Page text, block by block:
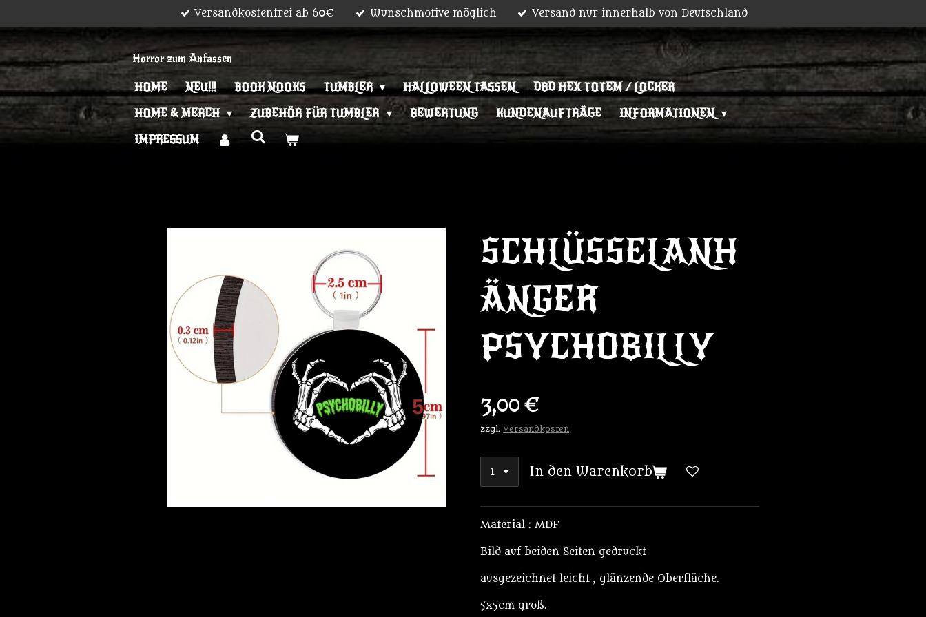
springen
Versandkostenfrei ab 60€ Wunschmotive möglich Versand nur innerhalb von Deutschland
Horror zum Anfassen
HOME NEU!!! BOOK NOOKS TUMBLER HALLOWEEN TASSEN
DBD HEX TOTEM / LOCKER
HOME & MERCH
ZUBEHÖR FÜR TUMBLER BEWERTUNG KUNDENAUFTRÄGE
INFORMATIONEN
IMPRESSUM
SCHLÜSSELANH
ÄNGER
PSYCHOBILLY
3,00 €
zzgl. Versandkosten
In den Warenkorb
Material : MDF
Bild auf beiden Seiten gedruckt
ausgezeichnet leicht , glänzende Oberfläche.
5x5cm groß.